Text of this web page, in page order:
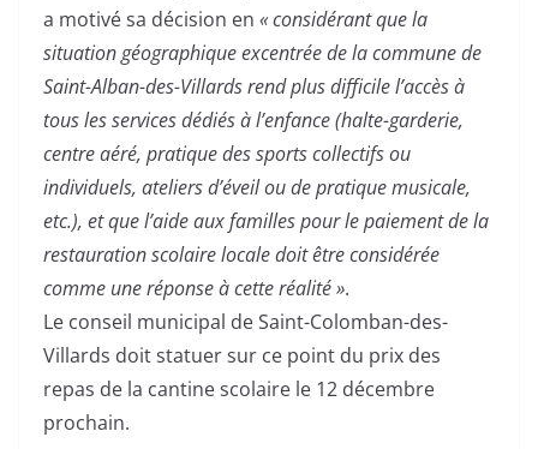
a motivé sa décision en « considérant que la
situation géographique excentrée de la commune de
Saint-Alban-des-Villards rend plus difficile l’accès à
tous les services dédiés à l’enfance (halte-garderie,
centre aéré, pratique des sports collectifs ou
individuels, ateliers d’éveil ou de pratique musicale,
etc.), et que l’aide aux familles pour le paiement de la
restauration scolaire locale doit être considérée
comme une réponse à cette réalité ».
Le conseil municipal de Saint-Colomban-des-
Villards doit statuer sur ce point du prix des
repas de la cantine scolaire le 12 décembre
prochain.